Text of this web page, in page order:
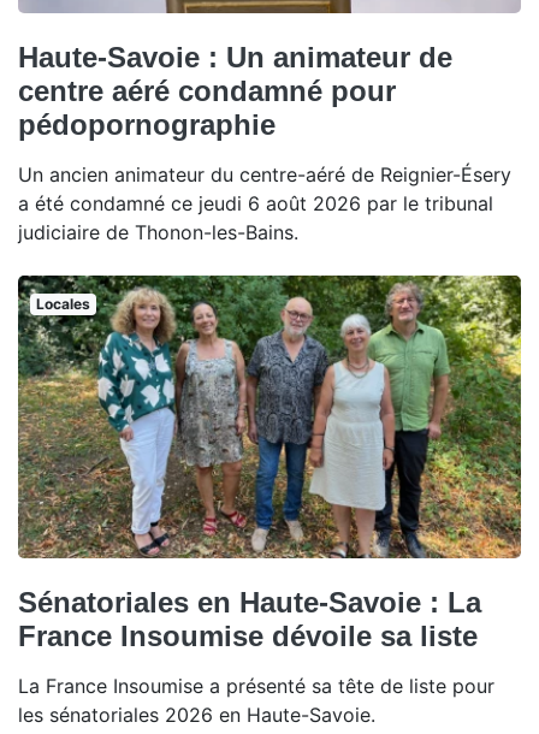
Haute-Savoie : Un animateur de
centre aéré condamné pour
pédopornographie
Un ancien animateur du centre-aéré de Reignier-Ésery
a été condamné ce jeudi 6 août 2026 par le tribunal
judiciaire de Thonon-les-Bains.
Locales
Sénatoriales en Haute-Savoie : La
France Insoumise dévoile sa liste
La France Insoumise a présenté sa tête de liste pour
les sénatoriales 2026 en Haute-Savoie.